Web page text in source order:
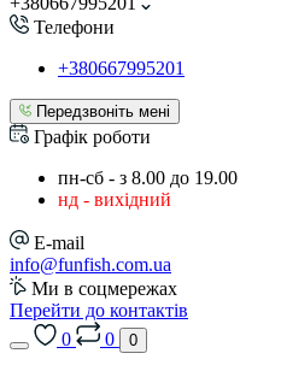
Телефони
+380667995201
Передзвоніть мені
Графік роботи
пн-сб - з 8.00 до 19.00
нд - вихідний
E-mail
info@funfish.com.ua
Ми в соцмережах
Перейти до контактів
0
0 0